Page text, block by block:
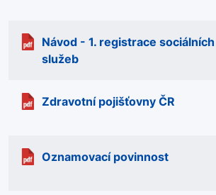
Návod - 1. registrace sociálních
služeb
Zdravotní pojišťovny ČR
Oznamovací povinnost